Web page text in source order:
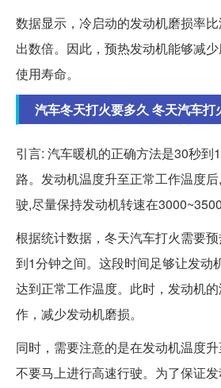
数据显示，冷启动的发动机磨损率
出数倍。因此，预热发动机能够减
使用寿命。
汽车冬天打火要多久 冬天汽车打
引言: 汽车暖机的正确方法是30秒到
路。发动机温度升至正常工作温度
驶,尽量保持发动机转速在3000~3500
根据统计数据，冬天汽车打火需要
到1分钟之间。这段时间足够让发动
达到正常工作温度。此时，发动机
作，减少发动机磨损。
同时，需要注意的是在发动机温度
不要马上进行高速行驶。为了保证